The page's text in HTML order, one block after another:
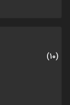
(10)